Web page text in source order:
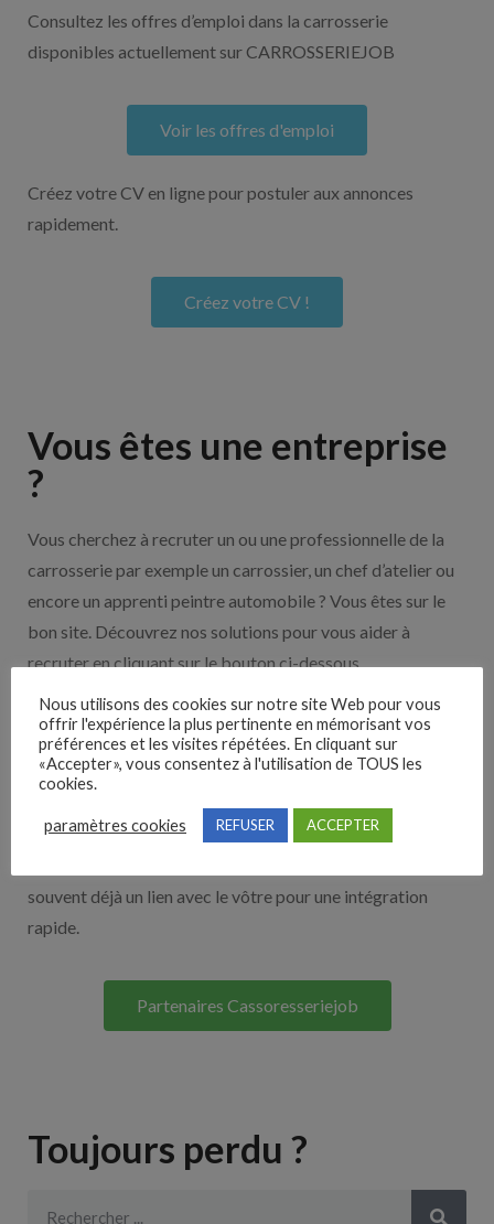
Consultez les offres d’emploi dans la carrosserie
disponibles actuellement sur CARROSSERIEJOB
Voir les offres d'emploi
Créez votre CV en ligne pour postuler aux annonces
rapidement.
Créez votre CV !
Vous êtes une entreprise
?
Vous cherchez à recruter un ou une professionnelle de la
carrosserie par exemple un carrossier, un chef d’atelier ou
encore un apprenti peintre automobile ? Vous êtes sur le
bon site. Découvrez nos solutions pour vous aider à
recruter en cliquant sur le bouton ci-dessous.
Nos solutions entreprises
Découvrez nos partenaires ! Moteurs de recherches,
multidiffuseurs, sites payant… nombreux sont nos
souvent déjà un lien avec le vôtre pour une intégration
rapide.
Partenaires Cassoresseriejob
Toujours perdu ?
Nous utilisons des cookies sur notre site Web pour vous
offrir l'expérience la plus pertinente en mémorisant vos
préférences et les visites répétées. En cliquant sur
«Accepter», vous consentez à l'utilisation de TOUS les
cookies.
paramètres cookies REFUSER ACCEPTER